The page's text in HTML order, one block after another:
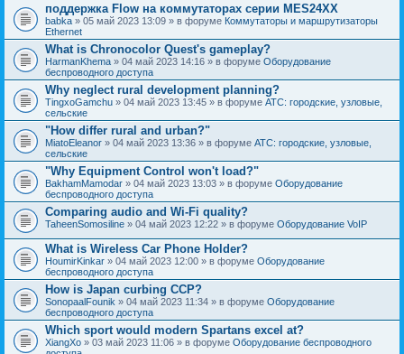
поддержка Flow на коммутаторах серии MES24XX
babka » 05 май 2023 13:09 » в форуме Коммутаторы и маршрутизаторы
Ethernet
What is Chronocolor Quest's gameplay?
HarmanKhema » 04 май 2023 14:16 » в форуме Оборудование
беспроводного доступа
Why neglect rural development planning?
TingxoGamchu » 04 май 2023 13:45 » в форуме АТС: городские, узловые,
сельские
"How differ rural and urban?"
MiatoEleanor » 04 май 2023 13:36 » в форуме АТС: городские, узловые,
сельские
"Why Equipment Control won't load?"
BakhamMamodar » 04 май 2023 13:03 » в форуме Оборудование
беспроводного доступа
Comparing audio and Wi-Fi quality?
TaheenSomosiline » 04 май 2023 12:22 » в форуме Оборудование VoIP
What is Wireless Car Phone Holder?
HoumirKinkar » 04 май 2023 12:00 » в форуме Оборудование
беспроводного доступа
How is Japan curbing CCP?
SonopaalFounik » 04 май 2023 11:34 » в форуме Оборудование
беспроводного доступа
Which sport would modern Spartans excel at?
XiangXo » 03 май 2023 11:06 » в форуме Оборудование беспроводного